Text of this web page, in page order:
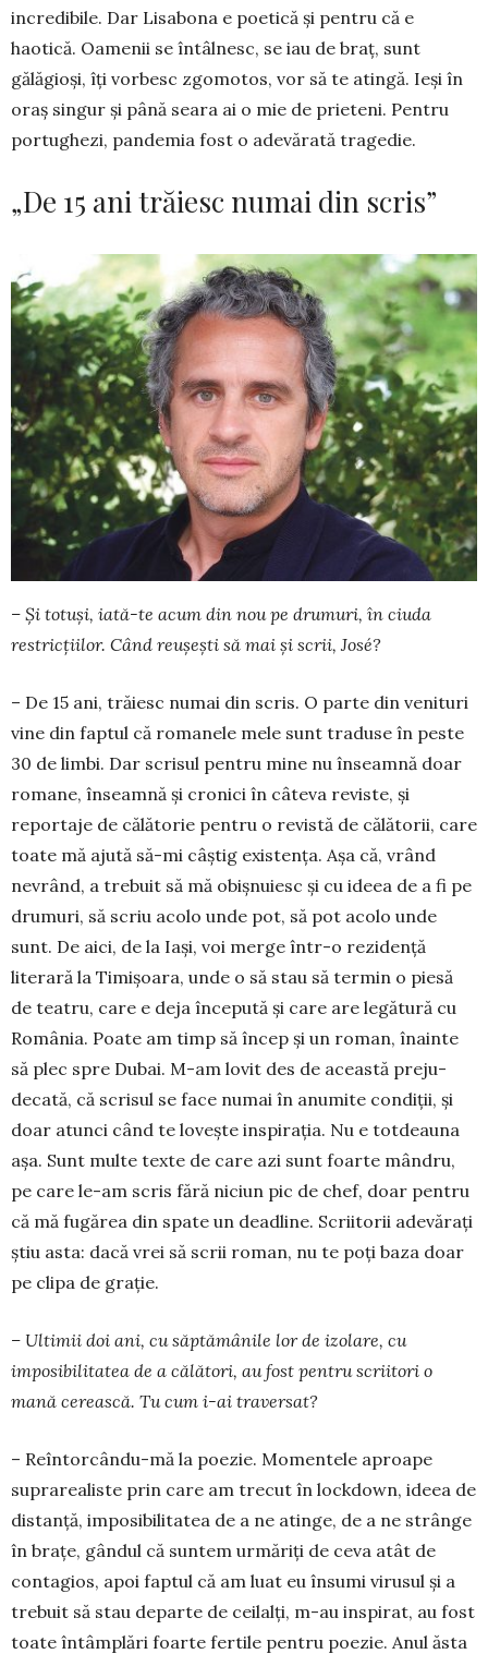
incredibile. Dar Lisabona e poetică și pen­tru că e
haotică. Oamenii se întâlnesc, se iau de braț, sunt
gălăgioși, îți vorbesc zgomotos, vor să te atin­gă. Ieși în
oraș singur și până seara ai o mie de prie­teni. Pentru
portughezi, pandemia fost o ade­vărată tragedie.
„De 15 ani trăiesc numai din scris”
– Și totuși, iată-te acum din nou pe drumuri, în ciuda
restricțiilor. Când reușești să mai și scrii, José?
– De 15 ani, trăiesc numai din scris. O parte din venituri
vine din faptul că romanele mele sunt tra­duse în peste
30 de limbi. Dar scrisul pentru mine nu înseamnă doar
romane, înseamnă și cronici în câteva reviste, și
reportaje de călătorie pentru o revistă de călătorii, care
toate mă ajută să-mi câștig existența. Așa că, vrând
nevrând, a trebuit să mă obișnuiesc și cu ideea de a fi pe
drumuri, să scriu acolo unde pot, să pot acolo unde
sunt. De aici, de la Iași, voi merge într-o rezidență
literară la Timi­șoa­ra, unde o să stau să termin o piesă
de teatru, ca­re e deja începută și care are legătură cu
Româ­nia. Poate am timp să încep și un roman, înainte
să plec spre Dubai. M-am lovit des de această preju­
decată, că scrisul se face numai în anumite condiții, și
doar atunci când te lovește inspirația. Nu e tot­deauna
așa. Sunt multe texte de care azi sunt foarte mândru,
pe care le-am scris fără niciun pic de chef, doar pentru
că mă fugărea din spate un deadline. Scriitorii ade­vărați
știu asta: dacă vrei să scrii ro­man, nu te poți baza doar
pe clipa de grație.
– Ultimii doi ani, cu săptămânile lor de izo­lare, cu
imposibilitatea de a călători, au fost pen­tru scri­itori o
mană ce­reas­că. Tu cum i-ai tra­versat?
– Reîntorcându-mă la poezie. Mo­mentele aproa­pe
suprarealiste prin care am trecut în lockdown, ideea de
distanță, imposibilitatea de a ne atin­ge, de a ne strânge
în brațe, gân­dul că sun­tem urmăriți de ceva atât de
con­tagios, apoi faptul că am luat eu în­sumi virusul și a
trebuit să stau de­parte de ceilalți, m-au inspirat, au fost
toate întâmplări foarte fertile pen­tru poezie. Anul ăsta